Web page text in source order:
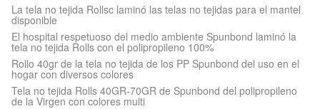
La tela no tejida Rollsc laminó las telas no tejidas para el mantel
disponible
El hospital respetuoso del medio ambiente Spunbond laminó la
tela no tejida Rolls con el polipropileno 100%
Rollo 40gr de la tela no tejida de los PP Spunbond del uso en el
hogar con diversos colores
Tela no tejida Rolls 40GR-70GR de Spunbond del polipropileno
de la Virgen con colores multi